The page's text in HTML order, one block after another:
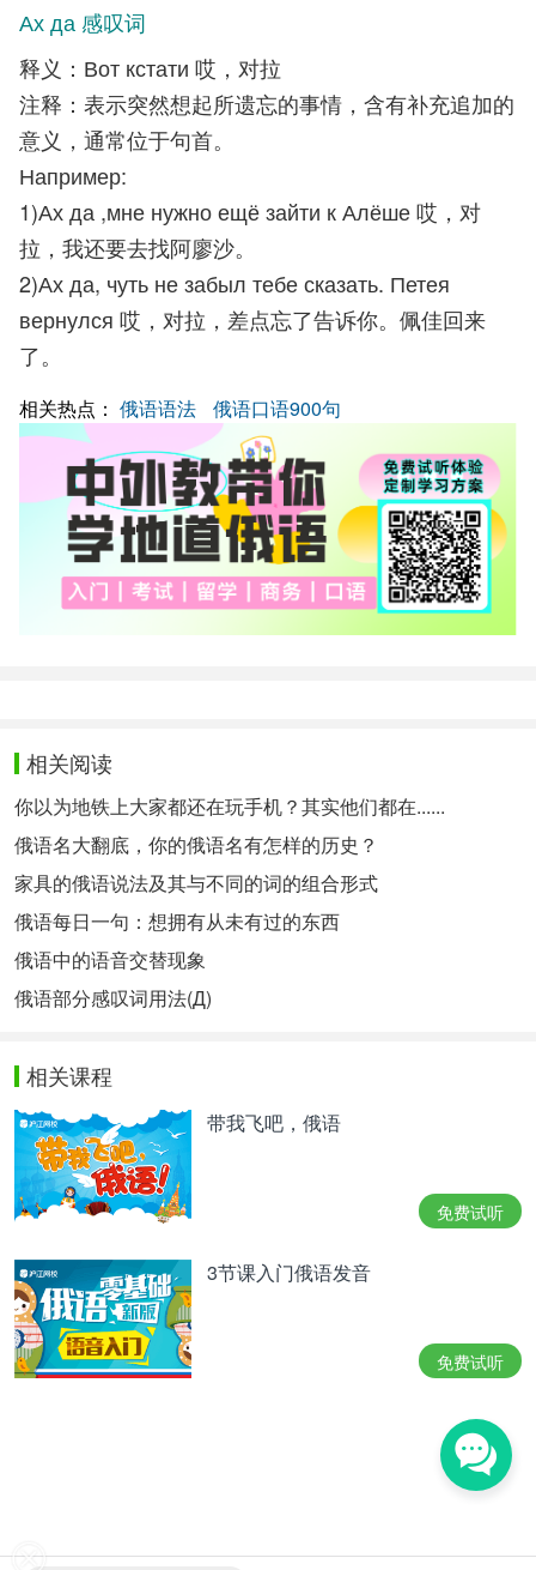
Ах да 感叹词
释义：Вот кстати 哎，对拉
注释：表示突然想起所遗忘的事情，含有补充追加的
意义，通常位于句首。
Например:
1)Ах да ,мне нужно ещё зайти к Алёше 哎，对
拉，我还要去找阿廖沙。
2)Ах да, чуть не забыл тебе сказать. Петея
вернулся 哎，对拉，差点忘了告诉你。佩佳回来
了。
相关热点： 俄语语法 俄语口语900句
相关阅读
你以为地铁上大家都还在玩手机？其实他们都在......
俄语名大翻底，你的俄语名有怎样的历史？
家具的俄语说法及其与不同的词的组合形式
俄语每日一句：想拥有从未有过的东西
俄语中的语音交替现象
俄语部分感叹词用法(Д)
相关课程
带我飞吧，俄语
免费试听
3节课入门俄语发音
免费试听